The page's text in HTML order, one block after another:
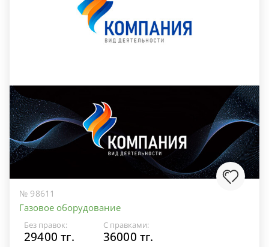
№ 98611
Газовое оборудование
Без правок:
29400 тг.
С правками:
36000 тг.